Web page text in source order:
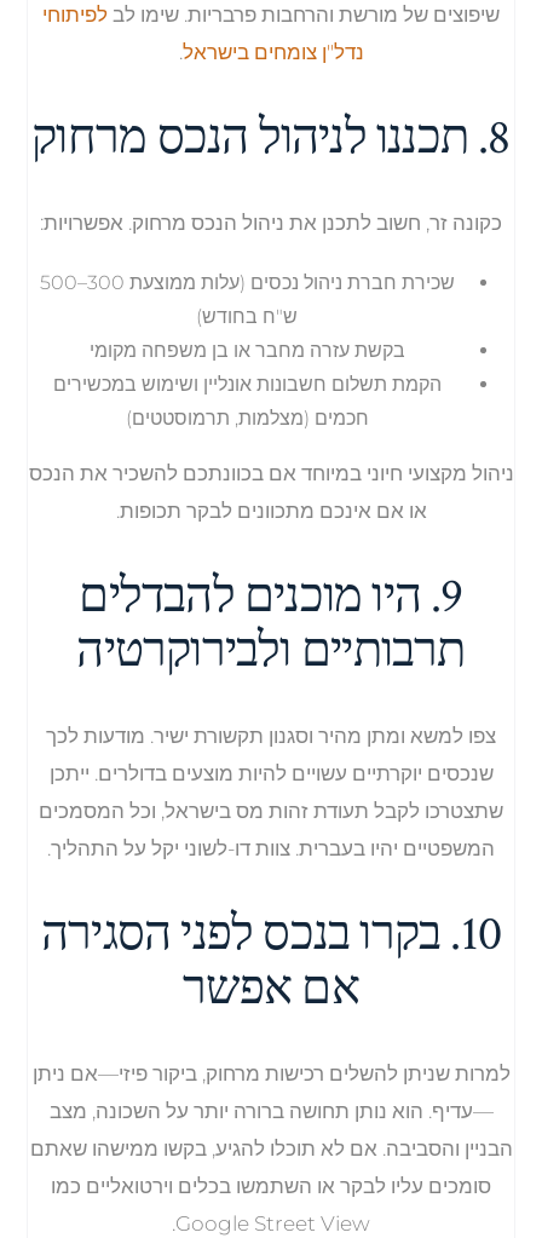
שיפוצים של מורשת והרחבות פרבריות. שימו לב לפיתוחי
נדל"ן צומחים בישראל.
8. תכננו לניהול הנכס מרחוק
כקונה זר, חשוב לתכנן את ניהול הנכס מרחוק. אפשרויות:
שכירת חברת ניהול נכסים (עלות ממוצעת 300–500
ש"ח בחודש)
בקשת עזרה מחבר או בן משפחה מקומי
הקמת תשלום חשבונות אונליין ושימוש במכשירים
חכמים (מצלמות, תרמוסטטים)
ניהול מקצועי חיוני במיוחד אם בכוונתכם להשכיר את הנכס
או אם אינכם מתכוונים לבקר תכופות.
9. היו מוכנים להבדלים
תרבותיים ולבירוקרטיה
צפו למשא ומתן מהיר וסגנון תקשורת ישיר. מודעות לכך
שנכסים יוקרתיים עשויים להיות מוצעים בדולרים. ייתכן
שתצטרכו לקבל תעודת זהות מס בישראל, וכל המסמכים
המשפטיים יהיו בעברית. צוות דו-לשוני יקל על התהליך.
10. בקרו בנכס לפני הסגירה
אם אפשר
למרות שניתן להשלים רכישות מרחוק, ביקור פיזי—אם ניתן
—עדיף. הוא נותן תחושה ברורה יותר על השכונה, מצב
הבניין והסביבה. אם לא תוכלו להגיע, בקשו ממישהו שאתם
סומכים עליו לבקר או השתמשו בכלים וירטואליים כמו
Google Street View.